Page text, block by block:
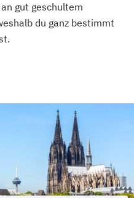
gut geschultem
du ganz bestimmt